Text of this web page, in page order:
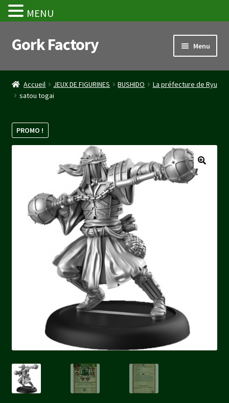
Aller
à
navigation
Aller
au
Gork Factory Menu
Accueil
CGV
Mon compte
Stripe Payment Success Page
Validation de la commande
Accueil JEUX DE FIGURINES BUSHIDO
La préfecture de Ryu
satou togai
PROMO !
MENU